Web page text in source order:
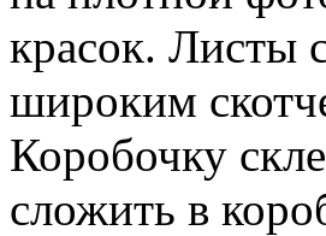
красок. Листы
широким
Коробочку
сложить в